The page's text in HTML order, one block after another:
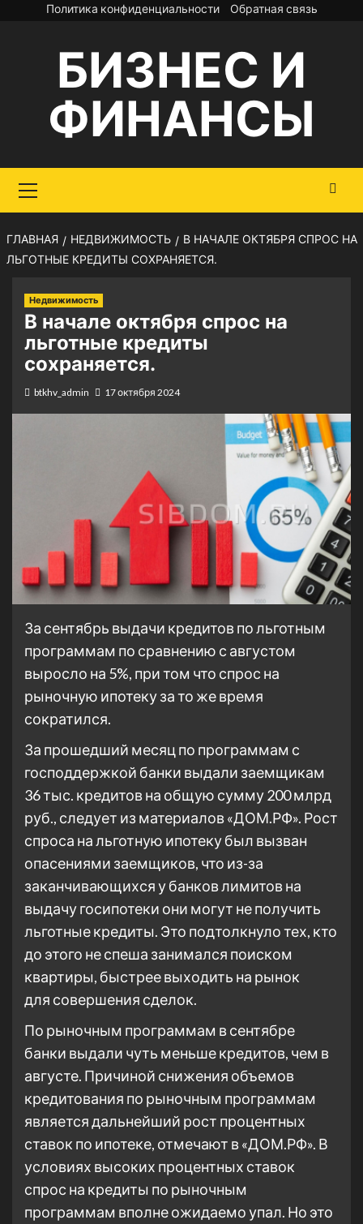
Перейти
содержимому
Политика конфиденциальности Обратная связь
БИЗНЕС И
ФИНАНСЫ
меню
ГЛАВНАЯ НЕДВИЖИМОСТЬ
В НАЧАЛЕ ОКТЯБРЯ СПРОС НА
ЛЬГОТНЫЕ КРЕДИТЫ СОХРАНЯЕТСЯ.
Недвижимость
В начале октября спрос на
льготные кредиты
сохраняется.
btkhv_admin 17 октября 2024
За сентябрь выдачи кредитов по льготным
программам по сравнению с августом
выросло на 5%, при том что спрос на
рыночную ипотеку за то же время
сократился.
За прошедший месяц по программам с
господдержкой банки выдали заемщикам
36 тыс. кредитов на общую сумму 200 млрд
руб., следует из материалов «ДОМ.РФ». Рост
спроса на льготную ипотеку был вызван
опасениями заемщиков, что из-за
заканчивающихся у банков лимитов на
выдачу госипотеки они могут не получить
льготные кредиты. Это подтолкнуло тех, кто
до этого не спеша занимался поиском
квартиры, быстрее выходить на рынок
для совершения сделок.
По рыночным программам в сентябре
банки выдали чуть меньше кредитов, чем в
августе. Причиной снижения объемов
кредитования по рыночным программам
является дальнейший рост процентных
ставок по ипотеке, отмечают в «ДОМ.РФ». В
условиях высоких процентных ставок
спрос на кредиты по рыночным
программам вполне ожидаемо упал. Но это